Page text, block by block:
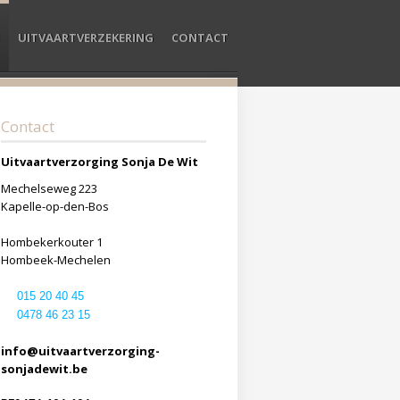
UITVAARTVERZEKERING CONTACT
Contact
Uitvaartverzorging Sonja De Wit
Mechelseweg 223
Kapelle-op-den-Bos
Hombekerkouter 1
Hombeek-Mechelen
015 20 40 45
0478 46 23 15
info@uitvaartverzorging-
sonjadewit.be